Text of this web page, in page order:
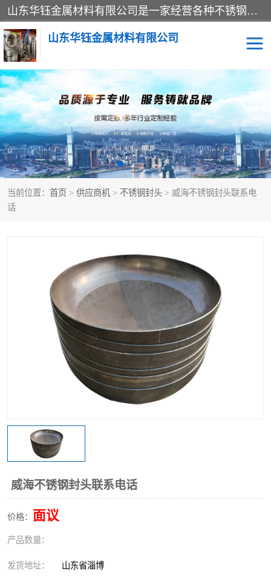
山东华钰金属材料有限公司是一家经营各种不锈钢管材、板材、圆钢、法兰、封头、型材等产品的公司；主营产品有：不锈钢管，激光切割，管件标准件，不锈钢圆钢，不锈钢人孔，不锈钢亮管，不锈钢角钢，不锈钢加工，不锈钢管子，不锈钢工业方管，不锈钢封头，不锈钢法兰，不锈钢阀门，不锈钢槽钢，不锈钢扁钢，不锈钢板等；可为客户制作各种规格的型材及不锈钢配件、非标准件及各种容器具等，能满足客户的不同采购要求。
山东华钰金属材料有限公司
当前位置： 首页 > 供应商机 > 不锈钢封头 > 威海不锈钢封头联系电
话
威海不锈钢封头联系电话
价格： 面议
产品数量：
发货地址： 山东省淄博
不锈钢管 激光切割
管件标准件 不锈钢圆钢
不锈钢人孔 不锈钢亮管
不锈钢角钢 不锈钢加工
不锈钢法兰
不锈钢阀门 不锈钢槽钢
不锈钢扁钢